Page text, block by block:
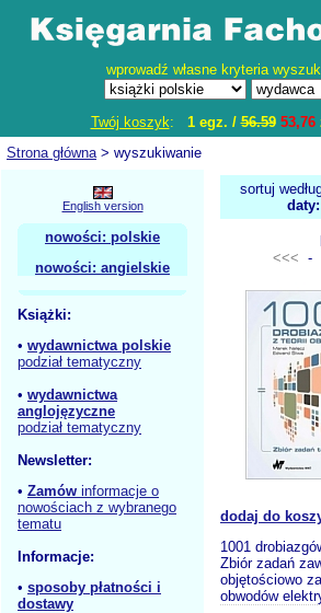
wprowadź własne kryteria
Twój koszyk: 1 egz. /56.59 53,76
Strona główna> wyszukiwanie
English version
nowości: polskie
nowości: angielskie
Książki:
• wydawnictwa polskie
podział tematyczny
• wydawnictwa
anglojęzyczne
podział tematyczny
Newsletter:
• Zamów informacje o
nowościach z wybranego
tematu
Informacje:
• sposoby płatności i
dostawy
sortuj
daty:
<<< -
dodaj do
1001
Zbiór zadań
objętościowo
obwodów